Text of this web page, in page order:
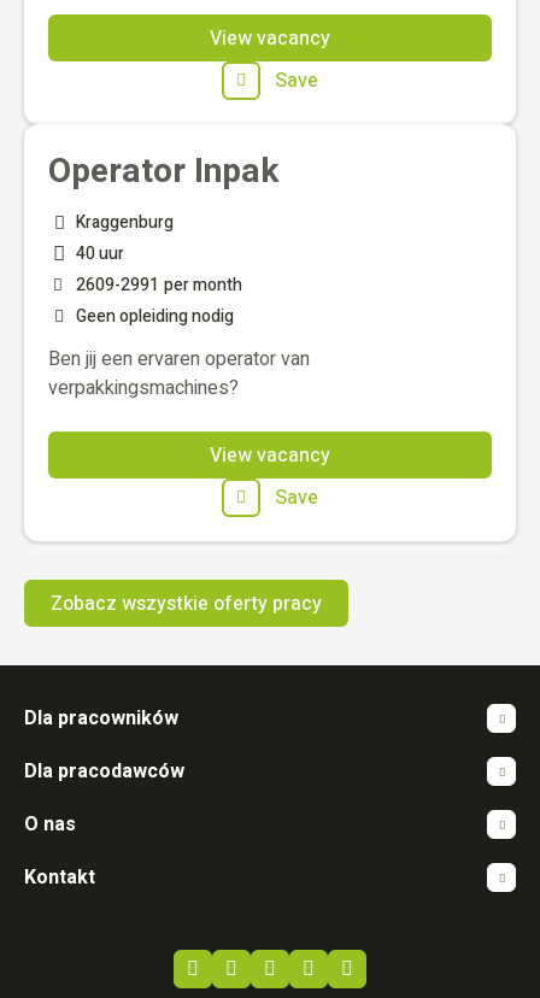
View vacancy
Save
Operator Inpak
Kraggenburg
40 uur
2609-2991 per month
Geen opleiding nodig
Ben jij een ervaren operator van
verpakkingsmachines?
View vacancy
Save
Zobacz wszystkie oferty pracy
Dla pracowników
Dla pracodawców
O nas
Kontakt